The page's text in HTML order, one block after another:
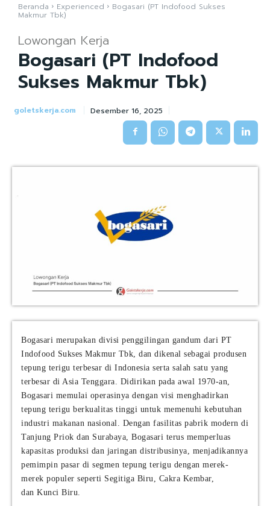
Beranda Experienced Bogasari (PT Indofood Sukses
Makmur Tbk)
Lowongan Kerja
Bogasari (PT Indofood
Sukses Makmur Tbk)
goletskerja.com Desember 16, 2025
Bogasari merupakan divisi penggilingan gandum dari PT
Indofood Sukses Makmur Tbk, dan dikenal sebagai produsen
tepung terigu terbesar di Indonesia serta salah satu yang
terbesar di Asia Tenggara. Didirikan pada awal 1970-an,
Bogasari memulai operasinya dengan visi menghadirkan
tepung terigu berkualitas tinggi untuk memenuhi kebutuhan
industri makanan nasional. Dengan fasilitas pabrik modern di
Tanjung Priok dan Surabaya, Bogasari terus memperluas
kapasitas produksi dan jaringan distribusinya, menjadikannya
pemimpin pasar di segmen tepung terigu dengan merek-
merek populer seperti Segitiga Biru, Cakra Kembar,
dan Kunci Biru.